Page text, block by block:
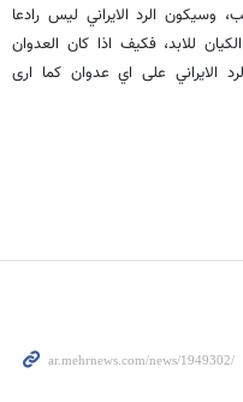
الرد الايراني ليس رادعا
للابد، فكيف اذا كان العدوان
الايراني على اي عدوان كما ارى